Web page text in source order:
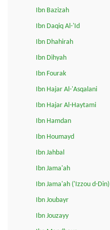
Ibn Bazizah
Ibn Daqiq Al-'Id
Ibn Dhahirah
Ibn Dihyah
Ibn Fourak
Ibn Hajar Al-'Asqalani
Ibn Hajar Al-Haytami
Ibn Hamdan
Ibn Houmayd
Ibn Jahbal
Ibn Jama'ah
Ibn Jama'ah ('Izzou d-Din)
Ibn Joubayr
Ibn Jouzayy